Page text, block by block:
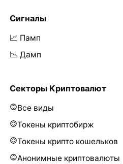
Сигналы
📈 Памп
📉 Дамп
Секторы Криптовалют
Все виды
Токены криптобирж
Токены крипто кошельков
Анонимные криптовалюты